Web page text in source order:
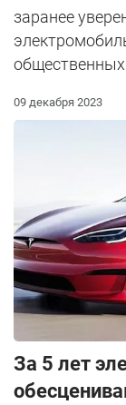
заранее
общественных
09 декабря 2023
За 5 лет